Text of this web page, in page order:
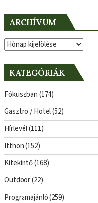
ARCHÍVUM
Archívum
KATEGÓRIÁK
Fókuszban(174)
Gasztro / Hotel(52)
Hírlevél(111)
Itthon(152)
Kitekintő(168)
Outdoor(22)
Programajánló(259)